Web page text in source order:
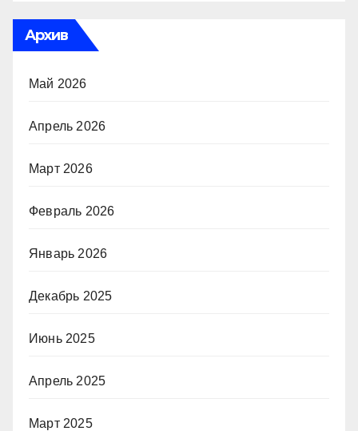
Архив
Май 2026
Апрель 2026
Март 2026
Февраль 2026
Январь 2026
Декабрь 2025
Июнь 2025
Апрель 2025
Март 2025